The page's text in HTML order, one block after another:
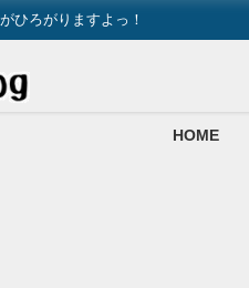
ひろがりますよっ！
HOME